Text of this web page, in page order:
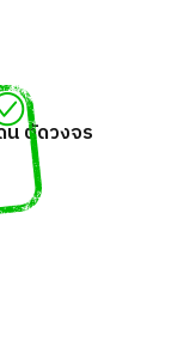
ตัดวงจร